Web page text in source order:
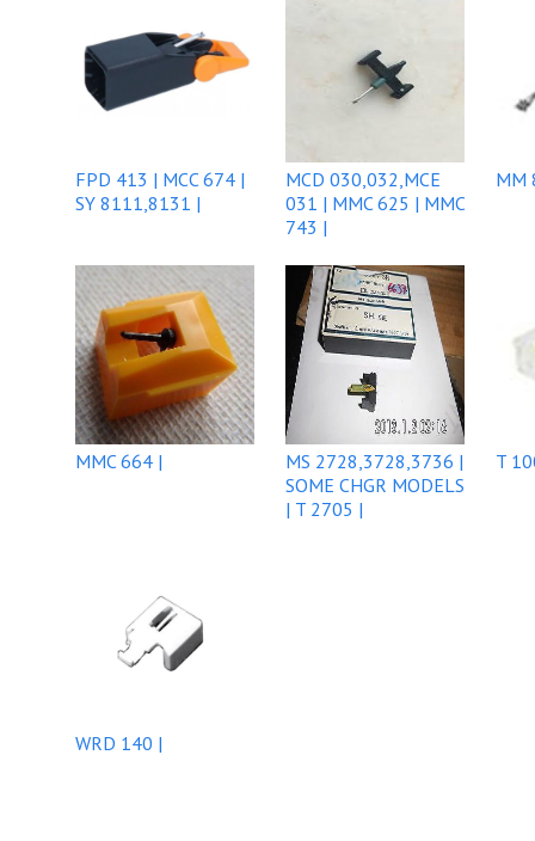
FPD 413 | MCC 674 |
SY 8111,8131 |
MCD 030,032,MCE
031 | MMC 625 | MMC
743 |
MM
MMC 664 |
MS 2728,3728,3736 |
SOME CHGR MODELS
| T 2705 |
T
WRD 140 |